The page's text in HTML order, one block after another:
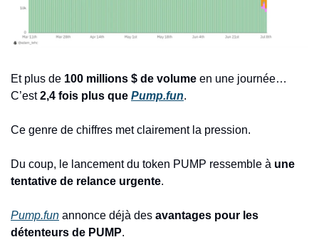
Et plus de 100 millions $ de volume en une journée…
C’est 2,4 fois plus que Pump.fun.
Ce genre de chiffres met clairement la pression.
Du coup, le lancement du token PUMP ressemble à une
tentative de relance urgente.
Pump.fun annonce déjà des avantages pour les
détenteurs de PUMP.